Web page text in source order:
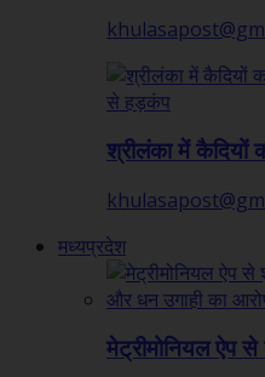
श्रीलंका में कैदियों
मध्यप्रदेश
मेट्रीमोनियल ऐप